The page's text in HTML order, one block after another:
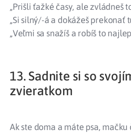
„Prišli ťažké časy, ale zvládneš
„Si silný/-á a dokážeš prekonať
„Veľmi sa snažíš a robíš to
13. Sadnite si so
zvieratkom
Ak ste doma a máte psa,